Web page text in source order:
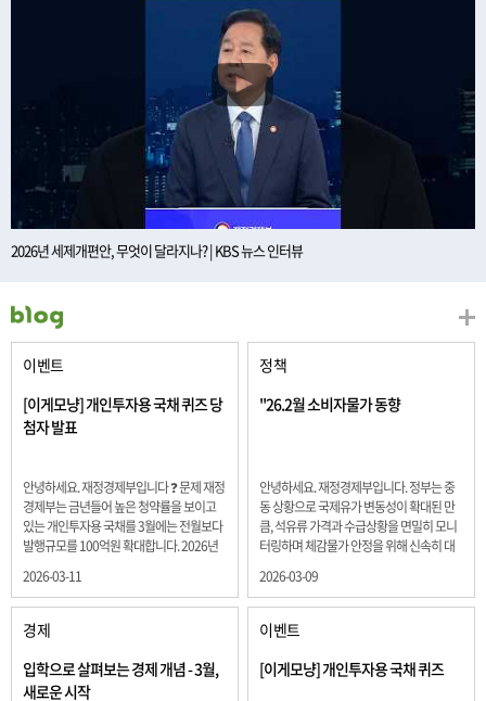
2026년 세제개편안, 무엇이 달라지나? | KBS 뉴스 인터뷰
이벤트
[이게모냥] 개인투자용 국채 퀴즈 당
첨자 발표
안녕하세요. 재정경제부입니다 ❓ 문제 재정
경제부는 금년들어 높은 청약률을 보이고
있는 개인투자용 국채를 3월에는 전월보다
발행규모를 100억원 확대합니다. 2026년
5년물 600억원, 10년물 900억원, 20년물
300억원입니다. 그렇다면 3월 개인투자용
국채의 총 발행 예정 금액은 얼마일까요??
보기 ① 1,600억원 ② 1,700억원 ③ 1,800
억원 ④ 2,000억원 정답 : 1,800억원 참여해
주신 모든 분들 감사합니다! 당첨자분들에
2026-03-11
정책
"26.2월 소비자물가 동향
안녕하세요. 재정경제부입니다. 정부는 중
동 상황으로 국제유가 변동성이 확대된 만
큼, 석유류 가격과 수급상황을 면밀히 모니
터링하며 체감물가 안정을 위해 신속히 대
료품과 에너지를 제외하고 추세적 흐름을
보여주는 근원물가는 2.3% 상승 향후 지정
학적 요인, 기상여건 등 불확실성이 있는 만
큼, 정부는 체감물가 안정을 위해 총력을 다
할 계획입니다. 특히, 최근 중동 상황으로 국
제유가 변동성이 확대된 만큼, 석유류 가격･
2026-03-09
경제
입학으로 살펴보는 경제 개념 - 3월,
새로운 시작
이벤트
[이게모냥] 개인투자용 국채 퀴즈